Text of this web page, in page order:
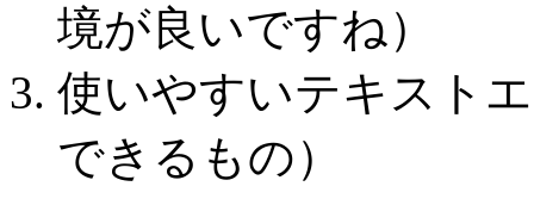
境が良いですね）
使いやすいテキスト
できるもの）